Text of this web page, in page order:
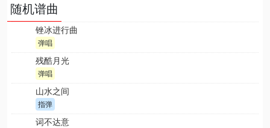
随机谱曲
锉冰进行曲
弹唱
残酷月光
弹唱
山水之间
指弹
词不达意